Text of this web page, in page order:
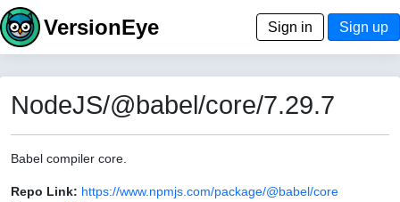
VersionEye Sign in Sign up
NodeJS/@babel/core/7.29.7
Babel compiler core.
Repo Link: https://www.npmjs.com/package/@babel/core